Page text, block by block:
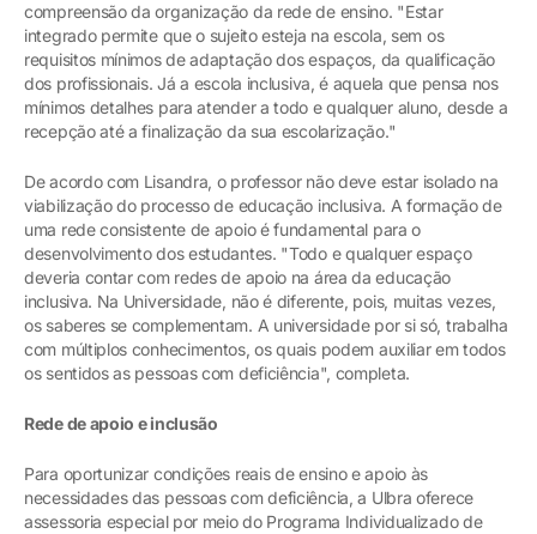
compreensão da organização da rede de ensino. "Estar
integrado permite que o sujeito esteja na escola, sem os
requisitos mínimos de adaptação dos espaços, da qualificação
dos profissionais. Já a escola inclusiva, é aquela que pensa nos
mínimos detalhes para atender a todo e qualquer aluno, desde a
recepção até a finalização da sua escolarização."
De acordo com Lisandra, o professor não deve estar isolado na
viabilização do processo de educação inclusiva. A formação de
uma rede consistente de apoio é fundamental para o
desenvolvimento dos estudantes. "Todo e qualquer espaço
deveria contar com redes de apoio na área da educação
inclusiva. Na Universidade, não é diferente, pois, muitas vezes,
os saberes se complementam. A universidade por si só, trabalha
com múltiplos conhecimentos, os quais podem auxiliar em todos
os sentidos as pessoas com deficiência", completa.
Rede de apoio e inclusão
Para oportunizar condições reais de ensino e apoio às
necessidades das pessoas com deficiência, a Ulbra oferece
assessoria especial por meio do Programa Individualizado de